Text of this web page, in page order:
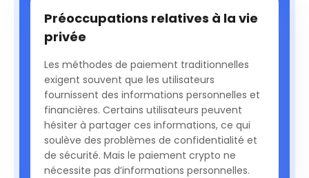
Préoccupations relatives à la vie
privée
Les méthodes de paiement traditionnelles
exigent souvent que les utilisateurs
fournissent des informations personnelles et
financières. Certains utilisateurs peuvent
hésiter à partager ces informations, ce qui
soulève des problèmes de confidentialité et
de sécurité. Mais le paiement crypto ne
nécessite pas d’informations personnelles.